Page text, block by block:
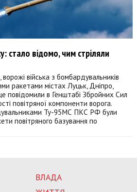
стало відомо, чим стріляли
війська з бомбардувальників
ракетами містах Луцьк, Дніпро,
повідомили в Генштабі Збройних Сил
повітряної компоненти ворога.
Ту-95МС ПКС РФ були
повітряного базування по
ВЛАДА